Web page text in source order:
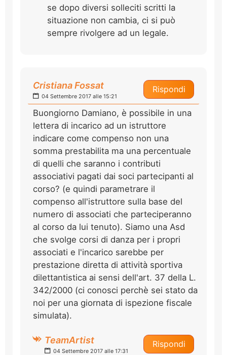
se dopo diversi solleciti scritti la
situazione non cambia, ci si può
sempre rivolgere ad un legale.
Rispondi
Cristiana Fossat
04 Settembre 2017 alle 15:21
Buongiorno Damiano, è possibile in una
lettera di incarico ad un istruttore
indicare come compenso non una
somma prestabilita ma una percentuale
di quelli che saranno i contributi
associativi pagati dai soci partecipanti al
corso? (e quindi parametrare il
compenso all'istruttore sulla base del
numero di associati che parteciperanno
al corso da lui tenuto). Siamo una Asd
che svolge corsi di danza per i propri
associati e l'incarico sarebbe per
prestazione diretta di attività sportiva
dilettantistica ai sensi dell'art. 37 della L.
342/2000 (ci conosci perchè sei stato da
noi per una giornata di ispezione fiscale
simulata).
Rispondi
TeamArtist
04 Settembre 2017 alle 17:31